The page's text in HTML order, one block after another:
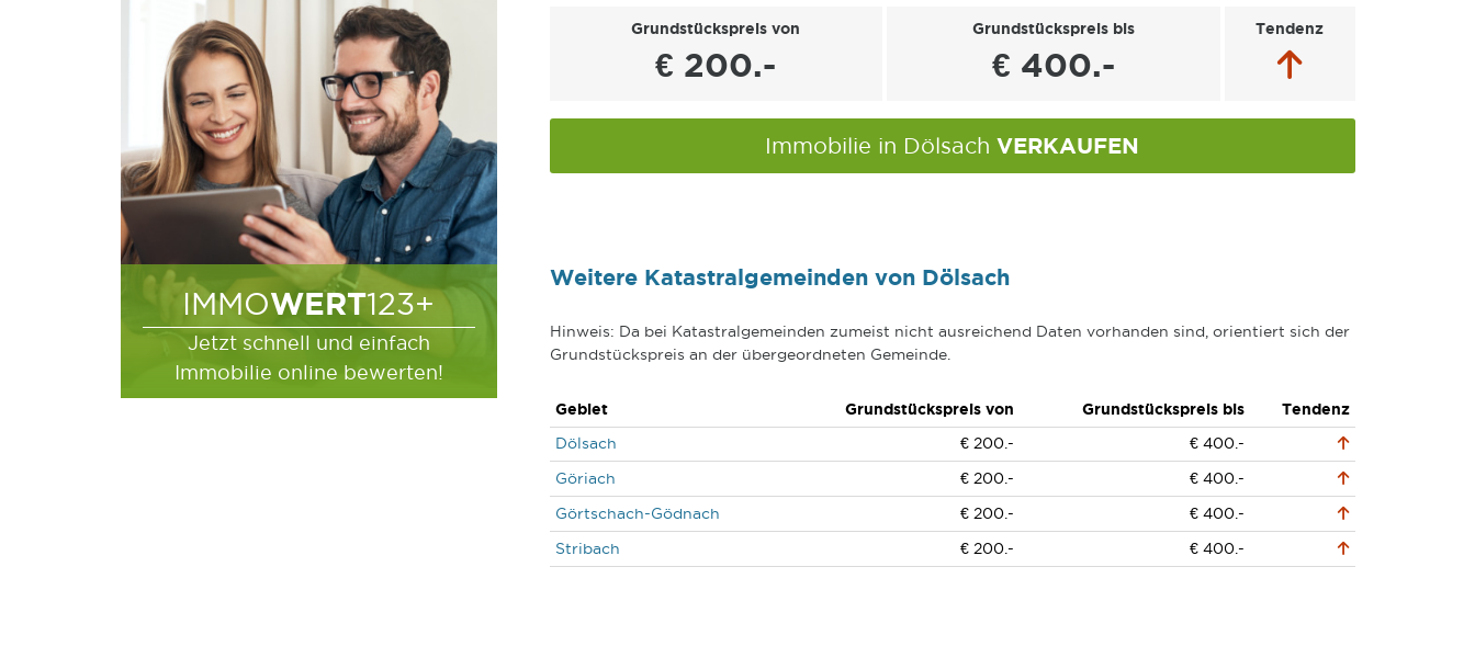
IMMOWERT123+
Jetzt schnell und einfach
Immobilie online bewerten!
Grundstückspreis von
€ 200.-
Grundstückspreis bis
€ 400.-
Tendenz
Immobilie in Dölsach VERKAUFEN
Weitere Katastralgemeinden von Dölsach
Hinweis: Da bei Katastralgemeinden zumeist nicht ausreichend Daten vorhanden sind, orientiert sich der
Grundstückspreis an der übergeordneten Gemeinde.
Gebiet Grundstückspreis von Grundstückspreis bis
Tendenz
Dölsach
€ 200.-
€ 400.-
Göriach
€ 200.-
€ 400.-
Görtschach-Gödnach
€ 200.-
€ 400.-
Stribach
€ 200.- € 400.-